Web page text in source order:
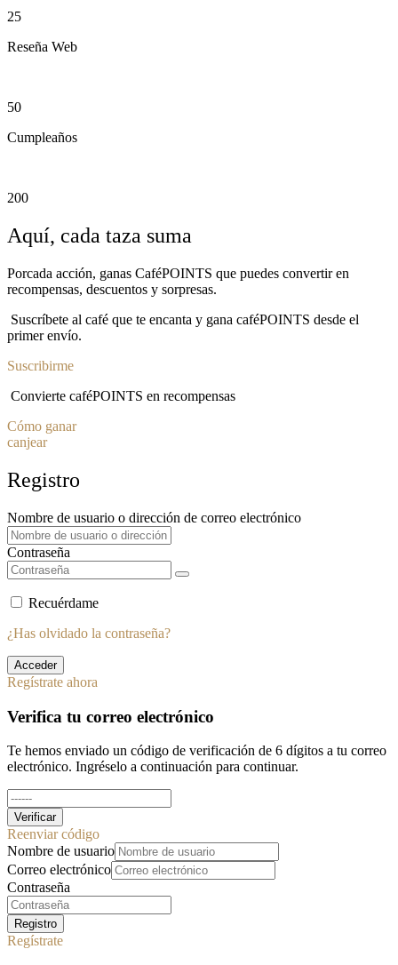
25
Reseña Web
50
Cumpleaños
200
Aquí, cada taza suma
Porcada acción, ganas CaféPOINTS que puedes convertir en
recompensas, descuentos y sorpresas.
Suscríbete al café que te encanta y gana caféPOINTS desde el
primer envío.
Suscribirme
Convierte caféPOINTS en recompensas
Cómo ganar
canjear
Registro
Nombre de usuario o dirección de correo electrónico
Contraseña
Recuérdame
¿Has olvidado la contraseña?
Acceder
Regístrate ahora
Verifica tu correo electrónico
Te hemos enviado un código de verificación de 6 dígitos a tu correo
electrónico. Ingréselo a continuación para continuar.
Verificar
Reenviar código
Nombre de usuario
Correo electrónico
Contraseña
Registro
Regístrate